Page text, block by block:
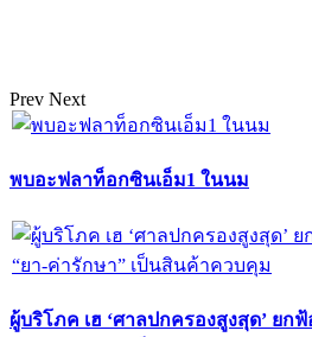
Prev Next
พบอะฟลาท็อกซินเอ็ม1 ในนม
ผู้บริโภค เฮ ‘ศาลปกครองสูงสุด’ ย